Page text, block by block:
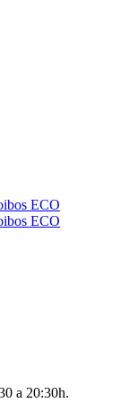
ECO
ECO
a 20:30h.